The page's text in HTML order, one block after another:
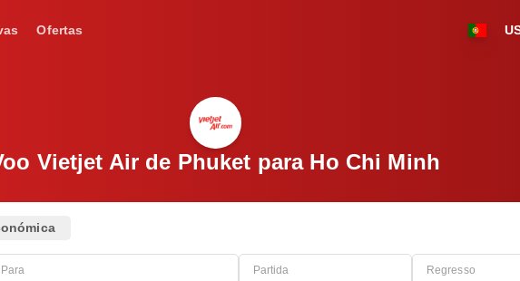
Ofertas
Vietjet Air de Phuket para Ho Chi Minh
Para Partida Regresso